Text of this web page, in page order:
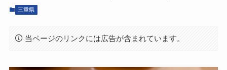
三重県
当ページのリンクには広告が含まれています。